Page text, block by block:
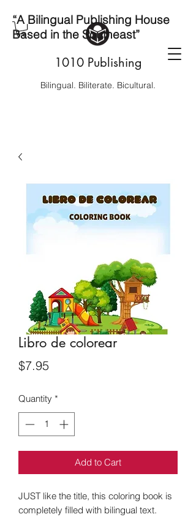
1010 Publishing
Bilingual. Biliterate. Bicultural.
“A Bilingual Publishing House
Based in the Southeast”
Libro de colorear
$7.95Price
Quantity *
Add to Cart
JUST like the title, this coloring book is
completely filled with bilingual text.